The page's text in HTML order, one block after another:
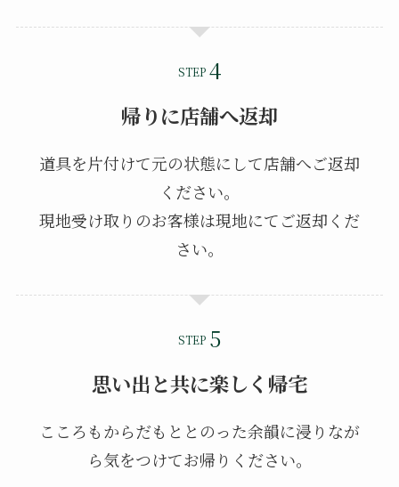
STEP
帰りに店舗へ返却
道具を片付けて元の状態にして店舗へご返却
ください。
現地受け取りのお客様は現地にてご返却くだ
さい。
STEP
思い出と共に楽しく帰宅
こころもからだもととのった余韻に浸りなが
ら気をつけてお帰りください。